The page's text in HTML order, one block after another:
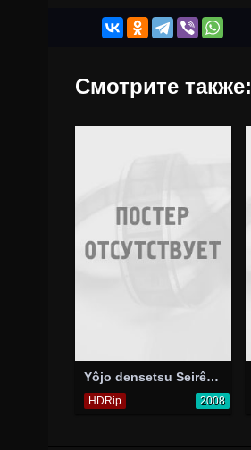
Смотрите также:
Yôjo densetsu Seirên X: Mashô no yûwaku
HDRip 2008